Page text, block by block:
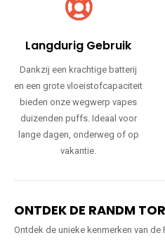
Langdurig Gebruik
Dankzij een krachtige batterij
en een grote vloeistofcapaciteit
bieden onze wegwerp vapes
duizenden puffs. Ideaal voor
lange dagen, onderweg of op
vakantie.
ONTDEK DE RANDM
Ontdek de unieke kenmerken van de